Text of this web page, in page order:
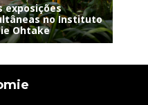
exposições
no Instituto
Ohtake